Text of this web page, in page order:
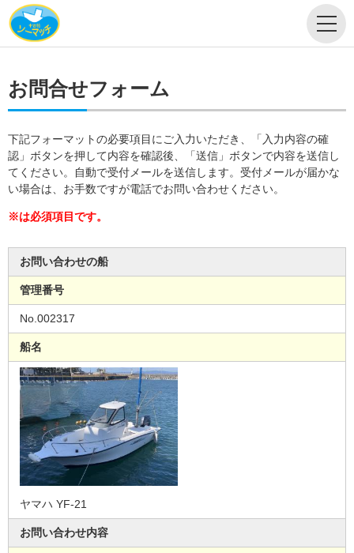
お問合せフォーム
下記フォーマットの必要項目にご入力いただき、「入力内容の確
認」ボタンを押して内容を確認後、「送信」ボタンで内容を送信し
てください。自動で受付メールを送信します。受付メールが届かな
い場合は、お手数ですが電話でお問い合わせください。
※は必須項目です。
お問い合わせの船
管理番号
No.002317
船名
ヤマハ YF-21
お問い合わせ内容